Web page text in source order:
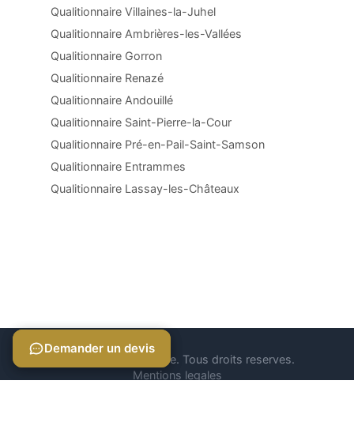
Qualitionnaire Villaines-la-Juhel
Qualitionnaire Ambrières-les-Vallées
Qualitionnaire Gorron
Qualitionnaire Renazé
Qualitionnaire Andouillé
Qualitionnaire Saint-Pierre-la-Cour
Qualitionnaire Pré-en-Pail-Saint-Samson
Qualitionnaire Entrammes
Qualitionnaire Lassay-les-Châteaux
© 2026 Qualitionnaire. Tous droits reserves.
Mentions legales
Demander un devis
Demander un devis